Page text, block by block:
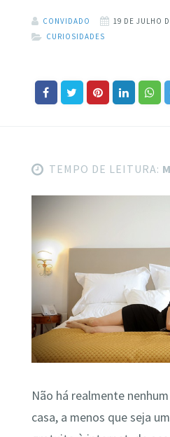
CONVIDADO 19 DE JULHO
CURIOSIDADES
TEMPO DE LEITURA:
Não há realmente
casa, a menos que seja